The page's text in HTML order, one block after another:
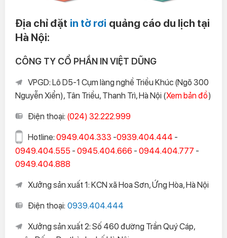
Địa chỉ đặt in tờ rơi quảng cáo du lịch tại
Hà Nội:
CÔNG TY CỔ PHẦN IN VIỆT DŨNG
VPGD: Lô D5-1 Cụm làng nghề Triều Khúc (Ngõ 300
Nguyễn Xiển), Tân Triều, Thanh Trì, Hà Nội (Xem bản đồ)
Điện thoại: (024) 32.222.999
Hotline: 0949.404.333 -0939.404.444 -
0949.404.555 - 0945.404.666 - 0944.404.777 -
0949.404.888
Xưởng sản xuất 1: KCN xã Hoa Sơn, Ứng Hòa, Hà Nội
Điện thoại: 0939.404.444
Xưởng sản xuất 2: Số 460 đường Trần Quý Cáp,